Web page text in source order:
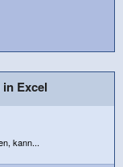
Excel
kann...